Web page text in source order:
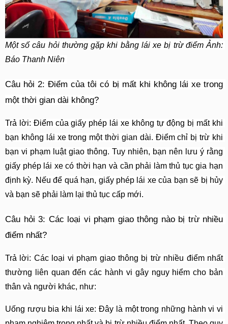
Một số câu hỏi thường gặp khi bằng lái xe bị trừ điểm Ảnh:
Báo Thanh Niên
Câu hỏi 2: Điểm của tôi có bị mất khi không lái xe trong
một thời gian dài không?
Trả lời: Điểm của giấy phép lái xe không tự động bị mất khi
bạn không lái xe trong một thời gian dài. Điểm chỉ bị trừ khi
bạn vi phạm luật giao thông. Tuy nhiên, bạn nên lưu ý rằng
giấy phép lái xe có thời hạn và cần phải làm thủ tục gia hạn
định kỳ. Nếu để quá hạn, giấy phép lái xe của bạn sẽ bị hủy
và bạn sẽ phải làm lại thủ tục cấp mới.
Câu hỏi 3: Các loại vi phạm giao thông nào bị trừ nhiều
điểm nhất?
Trả lời: Các loại vi phạm giao thông bị trừ nhiều điểm nhất
thường liên quan đến các hành vi gây nguy hiểm cho bản
thân và người khác, như:
Uống rượu bia khi lái xe: Đây là một trong những hành vi vi